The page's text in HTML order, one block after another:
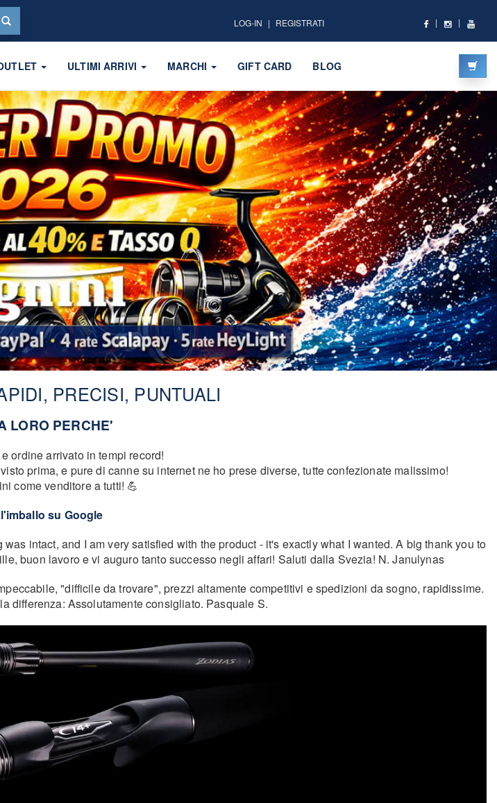
LOG-IN REGISTRATI
ULTIMI ARRIVI MARCHI GIFT CARD BLOG
PRECISI, PUNTUALI
LORO PERCHE'
ordine arrivato in tempi record!
prima, e pure di canne su internet ne ho prese diverse, tutte confezionate malissimo!
come venditore a tutti! 💪
su Google
intact, and I am very satisfied with the product - it's exactly what I wanted. A big thank you to
buon lavoro e vi auguro tanto successo negli affari! Saluti dalla Svezia! N. Janulynas
"difficile da trovare", prezzi altamente competitivi e spedizioni da sogno, rapidissime.
differenza: Assolutamente consigliato. Pasquale S.